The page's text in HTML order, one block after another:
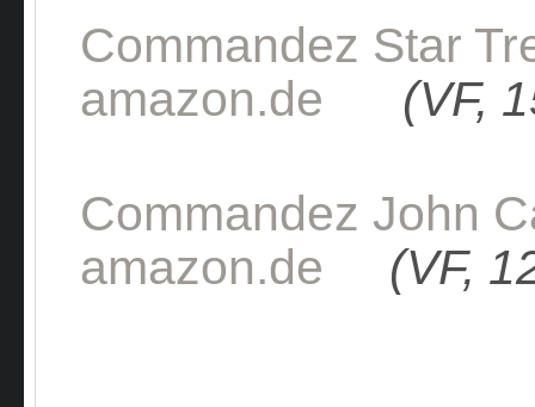
Commandez Star
amazon.de
(VF,
Commandez John
amazon.de
(VF,